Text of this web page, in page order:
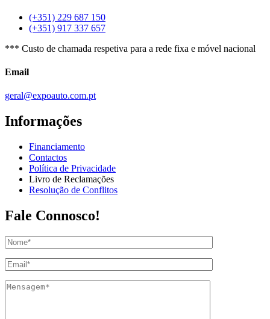
(+351) 229 687 150
(+351) 917 337 657
*** Custo de chamada respetiva para a rede fixa e móvel nacional
Email
geral@expoauto.com.pt
Informações
Financiamento
Contactos
Política de Privacidade
Livro de Reclamações
Resolução de Conflitos
Fale Connosco!